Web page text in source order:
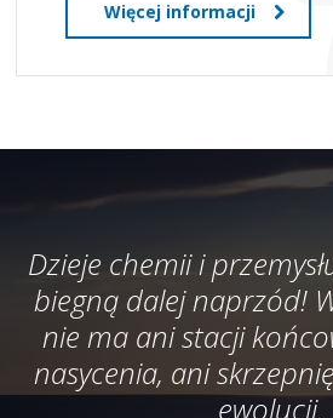
Więcej informacji
Dzieje chemii i
biegną dalej naprzód!
nie ma ani stacji
nasycenia, ani
ewolucji.